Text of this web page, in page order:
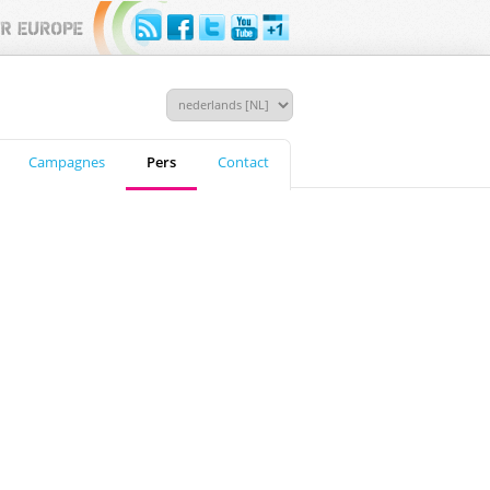
Campagnes Pers Contact